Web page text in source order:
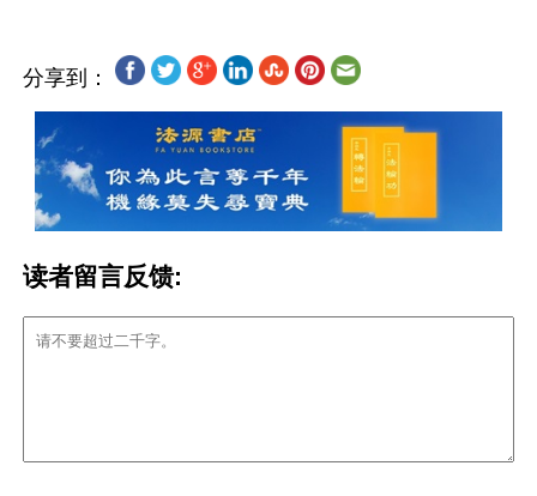
分享到：
读者留言反馈: